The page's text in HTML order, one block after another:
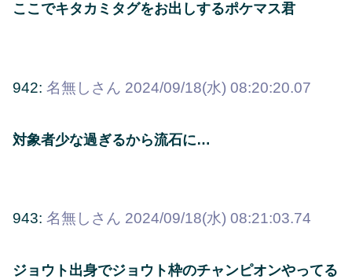
ここでキタカミタグをお出しするポケマス君
942: 名無しさん 2024/09/18(水) 08:20:20.07
対象者少な過ぎるから流石に…
943: 名無しさん 2024/09/18(水) 08:21:03.74
ジョウト出身でジョウト枠のチャンピオンやってる